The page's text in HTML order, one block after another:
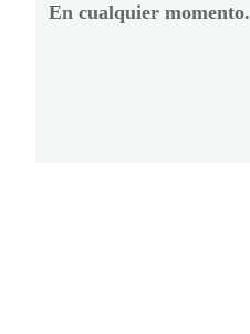
En cualquier momento.